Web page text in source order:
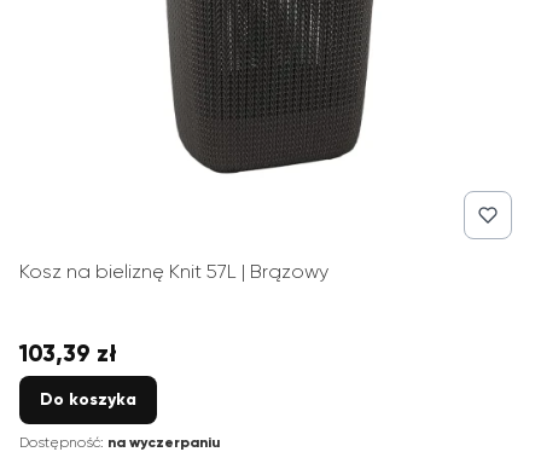
Kosz na bieliznę Knit 57L | Brązowy
Cena
103,39 zł
Do koszyka
Dostępność: na wyczerpaniu